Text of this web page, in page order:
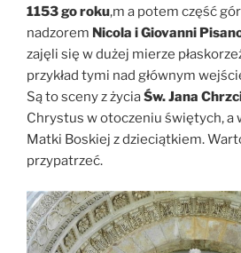
1153 go roku,m a potem część
nadzorem Nicola i Giovanni
zajęli się w dużej mierze
przykład tymi nad głównym
Są to sceny z życiaŚw. Jana
Chrystus w otoczeniu świętych, a
Matki Boskiej z dzieciątkiem.
przypatrzeć.